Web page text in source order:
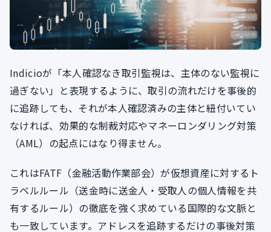
Indicioが「本人確認なき取引監視は、主体のない監視に
過ぎない」と表現するように、取引の流れだけを事後的
に追跡しても、それが本人確認済みの主体と紐付いてい
なければ、効果的な制裁対応やマネーロンダリング対策
（AML）の起点にはなり得ません。
これはFATF（金融活動作業部会）が仮想資産に対するト
ラベルルール（送金時に送金人・受取人の個人情報を共
有するルール）の徹底を強く求めている国際的な文脈と
も一致しています。アドレスを追跡するだけの事後対策